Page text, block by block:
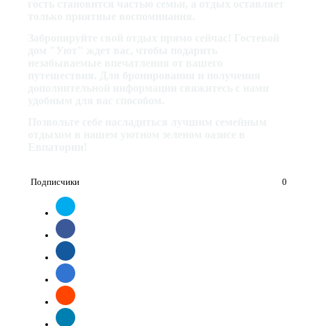
Подписчики 0